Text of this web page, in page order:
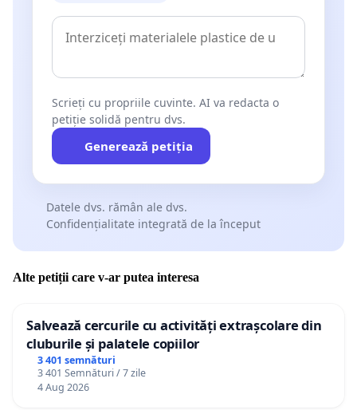
Scrieți cu propriile cuvinte. AI va redacta o
petiție solidă pentru dvs.
Generează petiția
Datele dvs. rămân ale dvs.
Confidențialitate integrată de la început
Alte petiții care v-ar putea interesa
Salvează cercurile cu activități extrașcolare din
cluburile și palatele copiilor
3 401 semnături
3 401 Semnături / 7 zile
4 Aug 2026